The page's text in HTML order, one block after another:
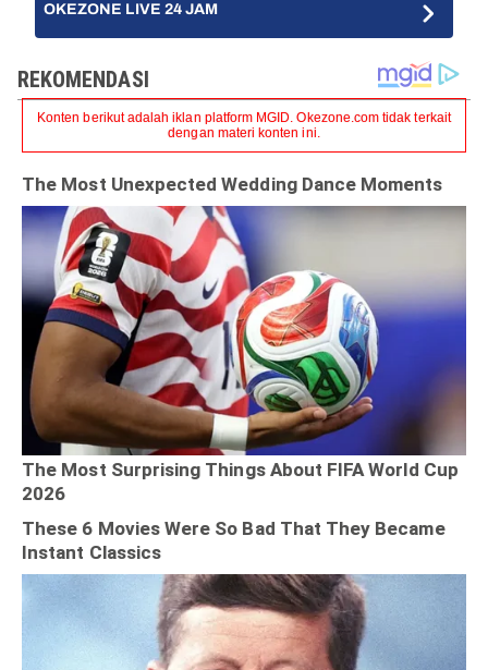
OKEZONE LIVE 24 JAM